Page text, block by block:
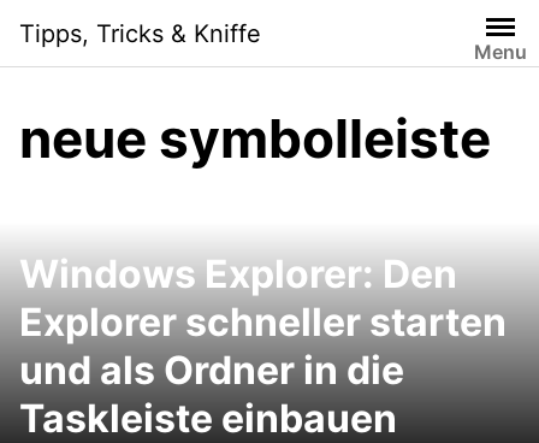
content
Tipps, Tricks & Kniffe
Menu
neue symbolleiste
Windows Explorer: Den
Explorer schneller starten
und als Ordner in die
Taskleiste einbauen